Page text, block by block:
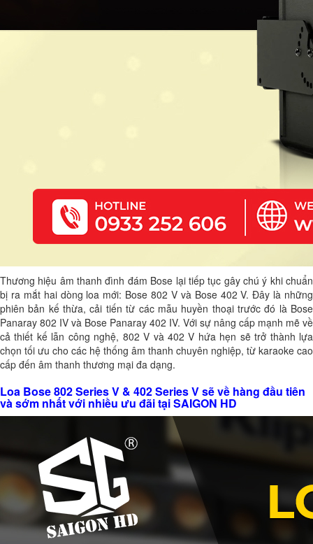
Thương hiệu âm thanh đình đám Bose lại tiếp tục gây chú ý khi chuẩn
bị ra mắt hai dòng loa mới: Bose 802 V và Bose 402 V. Đây là những
phiên bản kế thừa, cải tiến từ các mẫu huyền thoại trước đó là Bose
Panaray 802 IV và Bose Panaray 402 IV. Với sự nâng cấp mạnh mẽ về
cả thiết kế lẫn công nghệ, 802 V và 402 V hứa hẹn sẽ trở thành lựa
chọn tối ưu cho các hệ thống âm thanh chuyên nghiệp, từ karaoke cao
cấp đến âm thanh thương mại đa dạng.
Loa Bose 802 Series V & 402 Series V sẽ về hàng đầu tiên
và sớm nhất với nhiều ưu đãi tại SAIGON HD